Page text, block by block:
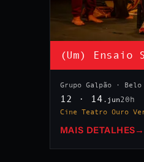
(Um) Ensaio
Grupo Galpão ·
12 · 14 .jun20h
Cine Teatro Ouro
MAIS DETALHES →